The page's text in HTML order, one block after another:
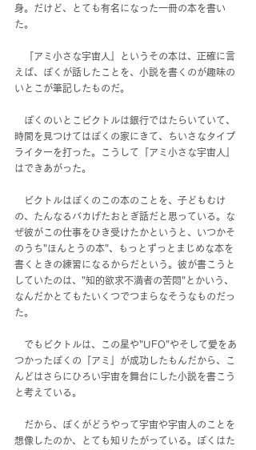
身。だけど、とても有名になった一冊の本を書い
た。
『アミ小さな宇宙人』というその本は、正確に言
えば、ぼくが話したことを、小説を書くのが趣味の
いとこが筆記したものだ。
ぼくのいとこビクトルは銀行ではたらいていて、
時間を見つけてはぼくの家にきて、ちいさなタイプ
ライターを打った。こうして『アミ小さな宇宙人』
はできあがった。
ビクトルはぼくのこの本のことを、子どもむけ
の、たんなるバカげたおとぎ話だと思っている。な
ぜ彼がこの仕事をひき受けたかというと、いつかそ
のうち"ほんとうの本"、もっとずっとまじめな本を
書くときの練習になるからだという。彼が書こうと
していたのは、"知的欲求不満者の苦悶"とかいう、
なんだかとてもたいくつでつまらなそうなものだっ
た。
でもビクトルは、この星や"UFO"やそして愛をあ
つかったぼくの『アミ』が成功したもんだから、こ
んどはさらにひろい宇宙を舞台にした小説を書こう
と考えている。
だから、ぼくがどうやって宇宙や宇宙人のことを
想像したのか、とても知りたがっている。ぼくはた